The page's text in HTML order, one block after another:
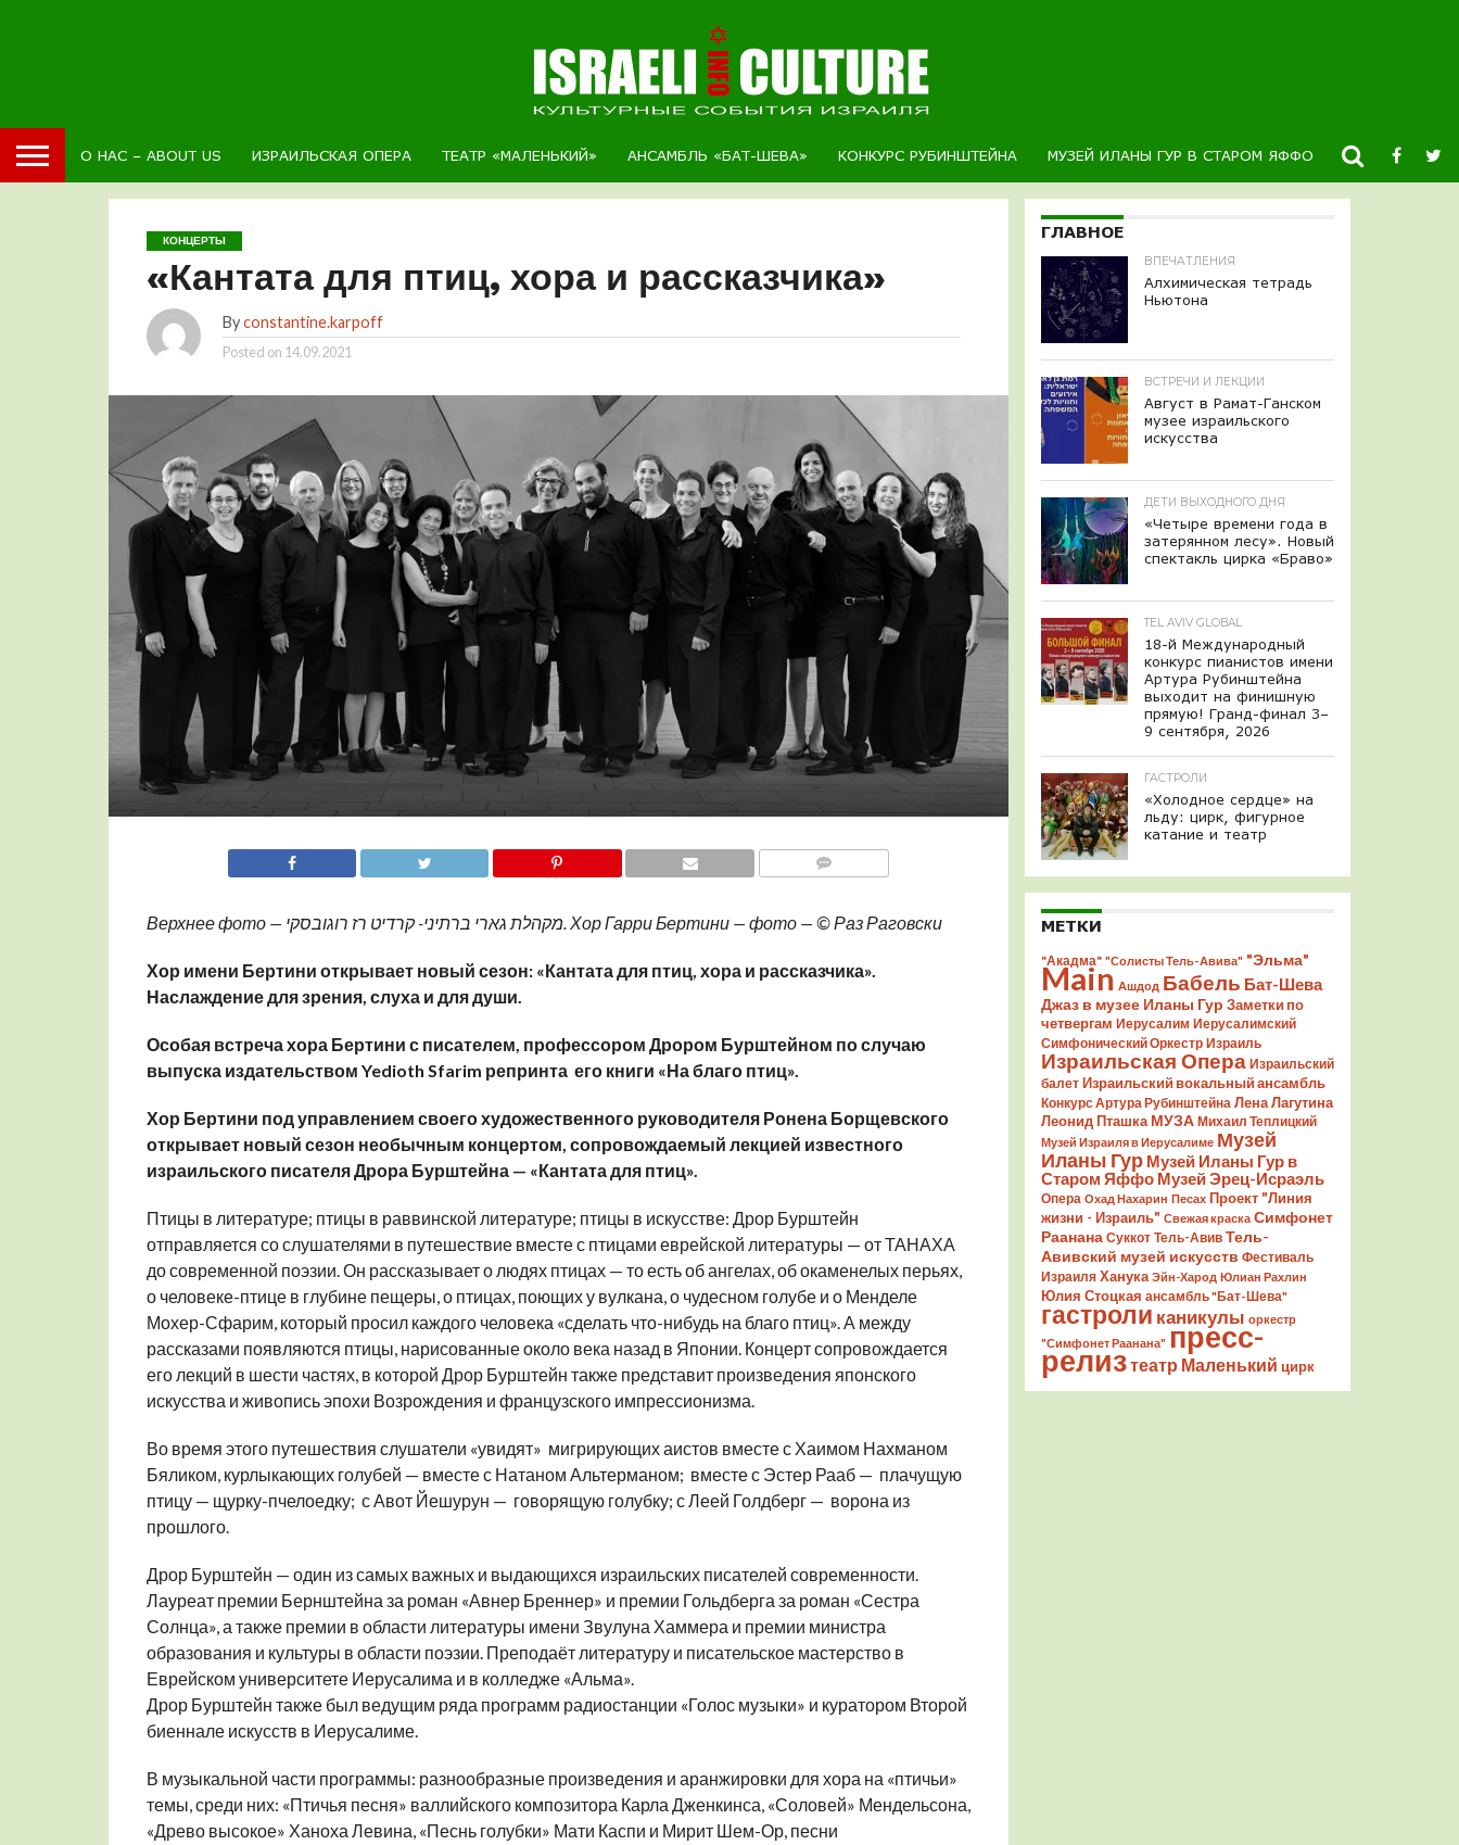
О НАС – ABOUT US ИЗРАИЛЬСКАЯ ОПЕРА ТЕАТР «МАЛЕНЬКИЙ» АНСАМБЛЬ «БАТ-ШЕВА» КОНКУРС РУБИНШТЕЙНА МУЗЕЙ ИЛАНЫ ГУР В СТАРОМ ЯФФО НОВОСТИ
КОНЦЕРТЫ
«Кантата для птиц, хора и рассказчика»
Byconstantine.karpoff
Posted on 14.09.2021
Верхнее фото — מקהלת גארי ברתיני- קרדיט רז רוגובסקי. Хор Гарри Бертини — фото — © Раз Раговски
Хор имени Бертини открывает новый сезон: «Кантата для птиц, хора и рассказчика».
Наслаждение длязрения, слуха и для души.
Особаявстреча хора Бертини с писателем, профессором Дрором Бурштейном по случаю
выпуска издательством Yedioth Sfarim репринта его книги «На благо птиц».
Хор Бертини под управлением своегохудожественного руководителя Ронена Борщевского
открывает новый сезон необычным концертом, сопровождаемый лекцией известного
израильского писателяДрора Бурштейна — «Кантата для птиц».
Птицы в литературе; птицы в раввинской литературе; птицы в искусстве: Дрор Бурштейн
отправляется со слушателями в путешествие вместе с птицами еврейской литературы — от ТАНАХА
до современной поэзии. Он рассказывает о людях птицах — то есть об ангелах, об окаменелых перьях,
о человеке-птице в глубине пещеры, о птицах, поющих у вулкана, о чудесном голубе и о Менделе
Мохер-Сфарим, который просил каждого человека «сделать что-нибудь на благо птиц». А между
рассказами появляются птицы, нарисованные около века назад в Японии. Концерт сопровождается
его лекций в шести частях, в которой Дрор Бурштейн также представит произведения японского
искусства и живопись эпохи Возрождения и французского импрессионизма.
Во время этого путешествия слушатели «увидят» мигрирующих аистов вместе с Хаимом Нахманом
Бяликом, курлыкающих голубей — вместе с Натаном Альтерманом; вместе с Эстер Рааб — плачущую
птицу — щурку-пчелоедку; с Авот Йешурун — говорящую голубку; с Леей Голдберг — ворона из
прошлого.
Дрор Бурштейн — один из самых важных и выдающихся израильских писателей современности.
Лауреат премии Бернштейна за роман «Авнер Бреннер» и премии Гольдберга за роман «Сестра
Солнца», а также премии в области литературы имени Звулуна Хаммера и премии министра
образования и культуры в области поэзии. Преподаёт литературу и писательское мастерство в
Еврейском университете Иерусалима и в колледже «Альма».
Дрор Бурштейн также был ведущим ряда программ радиостанции «Голос музыки» и куратором Второй
биеннале искусств в Иерусалиме.
В музыкальной части программы: разнообразные произведения и аранжировки для хора на «птичьи»
темы, среди них: «Птичья песня» валлийского композитора Карла Дженкинса, «Соловей» Мендельсона,
«Древо высокое» Ханоха Левина, «Песнь голубки» Мати Каспи и Мирит Шем-Ор, песни
ГЛАВНОЕ
ВПЕЧАТЛЕНИЯ
Алхимическая тетрадь
Ньютона
ВСТРЕЧИ И ЛЕКЦИИ
Август в Рамат-Ганском
музее израильского
искусства
ДЕТИ ВЫХОДНОГО ДНЯ
«Четыре времени года в
затерянном лесу». Новый
спектакль цирка «Браво»
TEL AVIV GLOBAL
18-й Международный
конкурс пианистов имени
Артура Рубинштейна
выходит на финишную
прямую! Гранд-финал 3–
9 сентября, 2026
ГАСТРОЛИ
«Холодное сердце» на
льду: цирк, фигурное
катание и театр
МЕТКИ
"Акадма" "Солисты Тель-Авива" "Эльма"
Main Ашдод Бабель Бат-Шева
Джаз в музее Иланы Гур Заметки по
четвергам Иерусалим Иерусалимский
Симфонический Оркестр Израиль
Израильская Опера Израильский
балет Израильский вокальный ансамбль
Конкурс Артура Рубинштейна Лена Лагутина
Леонид Пташка МУЗА Михаил Теплицкий
Музей Израиля в Иерусалиме Музей
Иланы Гур Музей Иланы Гур в
Старом Яффо Музей Эрец-Исраэль
Опера Охад Нахарин Песах Проект "Линия
жизни - Израиль" Свежая краска Симфонет
Раанана Суккот Тель-Авив Тель-
Авивский музей искусств Фестиваль
Израиля Ханука Эйн-Харод Юлиан Рахлин
Юлия Стоцкая ансамбль "Бат-Шева"
гастроли каникулы оркестр
"Симфонет Раанана" пресс-
релизтеатр Маленький цирк